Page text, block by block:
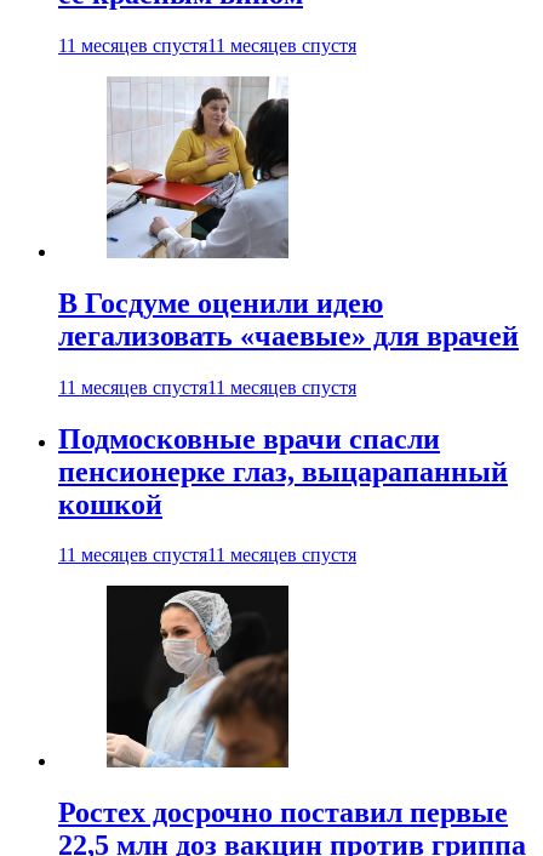
11 месяцев спустя11 месяцев спустя
В Госдуме оценили идею
легализовать «чаевые» для врачей
11 месяцев спустя11 месяцев спустя
Подмосковные врачи спасли
пенсионерке глаз, выцарапанный
кошкой
11 месяцев спустя11 месяцев спустя
Ростех досрочно поставил первые
22,5 млн доз вакцин против гриппа